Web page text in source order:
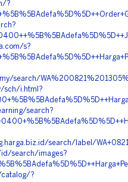
?
s?
search/
sch/i.html?
search?
search/label/
search/images?
catalog/?